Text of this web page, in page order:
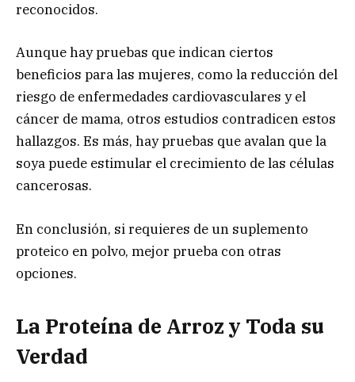
reconocidos.
Aunque hay pruebas que indican ciertos
beneficios para las mujeres, como la reducción del
riesgo de enfermedades cardiovasculares y el
cáncer de mama, otros estudios contradicen estos
hallazgos. Es más, hay pruebas que avalan que la
soya puede estimular el crecimiento de las células
cancerosas.
En conclusión, si requieres de un suplemento
proteico en polvo, mejor prueba con otras
opciones.
La Proteína de Arroz y Toda su
Verdad